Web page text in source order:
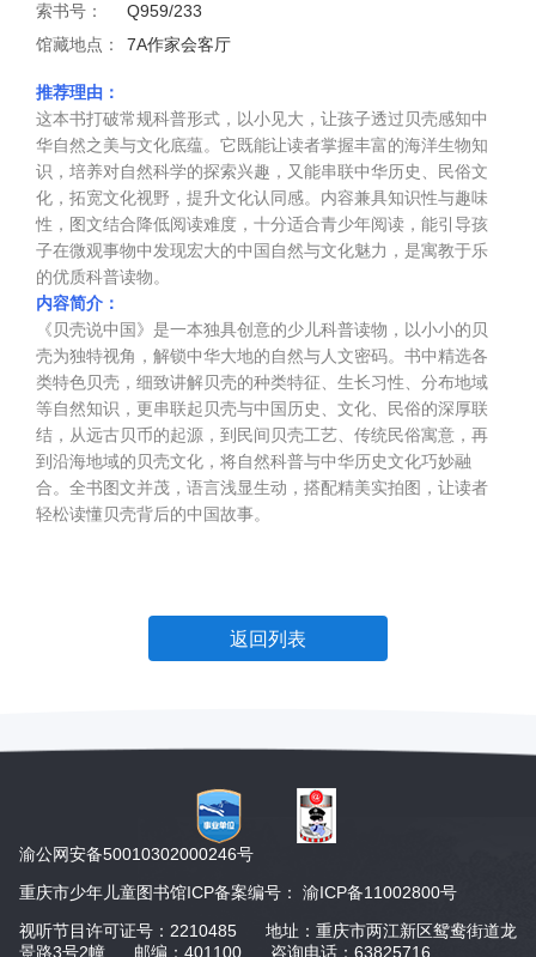
索书号：
Q959/233
馆藏地点：
7A作家会客厅
推荐理由：
这本书打破常规科普形式，以小见大，让孩子透过贝壳感知中
华自然之美与文化底蕴。它既能让读者掌握丰富的海洋生物知
识，培养对自然科学的探索兴趣，又能串联中华历史、民俗文
化，拓宽文化视野，提升文化认同感。内容兼具知识性与趣味
性，图文结合降低阅读难度，十分适合青少年阅读，能引导孩
子在微观事物中发现宏大的中国自然与文化魅力，是寓教于乐
的优质科普读物。
内容简介：
《贝壳说中国》是一本独具创意的少儿科普读物，以小小的贝
壳为独特视角，解锁中华大地的自然与人文密码。书中精选各
类特色贝壳，细致讲解贝壳的种类特征、生长习性、分布地域
等自然知识，更串联起贝壳与中国历史、文化、民俗的深厚联
结，从远古贝币的起源，到民间贝壳工艺、传统民俗寓意，再
到沿海地域的贝壳文化，将自然科普与中华历史文化巧妙融
合。全书图文并茂，语言浅显生动，搭配精美实拍图，让读者
轻松读懂贝壳背后的中国故事。
返回列表
渝公网安备50010302000246号
重庆市少年儿童图书馆ICP备案编号： 渝ICP备11002800号
视听节目许可证号：2210485 地址：重庆市两江新区鸳鸯街道龙
景路3号2幢 邮编：401100 咨询电话：63825716